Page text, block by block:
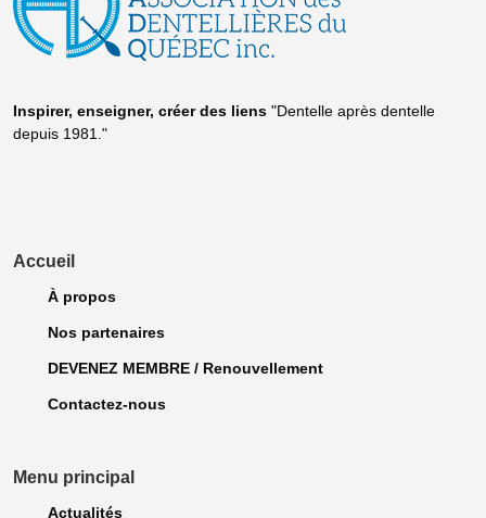
Inspirer, enseigner, créer des liens "Dentelle après dentelle
depuis 1981."
Accueil
À propos
Nos partenaires
DEVENEZ MEMBRE / Renouvellement
Contactez-nous
Menu principal
Actualités